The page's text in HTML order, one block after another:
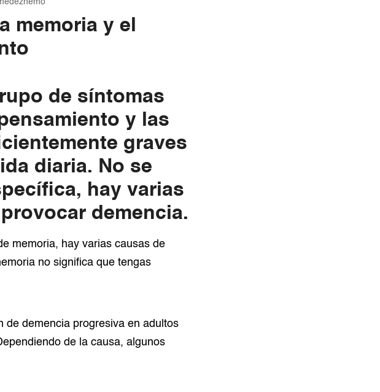
memoria y el
de síntomas
y las
graves
diaria. No se
hay varias
demencia.
memoria, hay varias causas de
no significa que tengas
de demencia progresiva en adultos
de la causa, algunos